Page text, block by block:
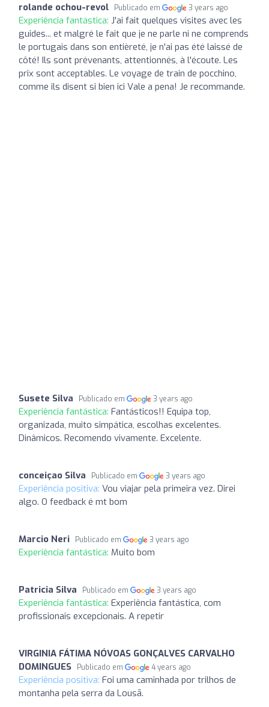
rolande ochou-revol Publicado em 3 years ago
Experiência fantástica: J'ai fait quelques visites avec les
guides... et malgré le fait que je ne parle ni ne comprends
le portugais dans son entièreté, je n'ai pas été laissé de
côté! Ils sont prévenants, attentionnés, à l'écoute. Les
prix sont acceptables. Le voyage de train de pocchino,
comme ils disent si bien ici Vale a pena! Je recommande.
Susete Silva Publicado em 3 years ago
Experiência fantástica: Fantásticos!! Equipa top,
organizada, muito simpática, escolhas excelentes.
Dinâmicos. Recomendo vivamente. Excelente.
conceiçao Silva Publicado em 3 years ago
Experiência positiva: Vou viajar pela primeira vez. Direi
algo. O feedback é mt bom
Marcio Neri Publicado em 3 years ago
Experiência fantástica: Muito bom
Patricia Silva Publicado em 3 years ago
Experiência fantástica: Experiência fantástica, com
profissionais excepcionais. A repetir
VIRGINIA FÁTIMA NÓVOAS GONÇALVES CARVALHO
DOMINGUES
Publicado em 4 years ago
Experiência positiva: Foi uma caminhada por trilhos de
montanha pela serra da Lousã.